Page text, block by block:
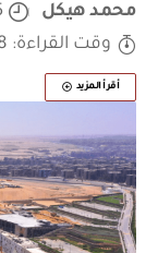
محمد هيكل
وقت القراءة: 8 دقيقة
أقرأ المزيد